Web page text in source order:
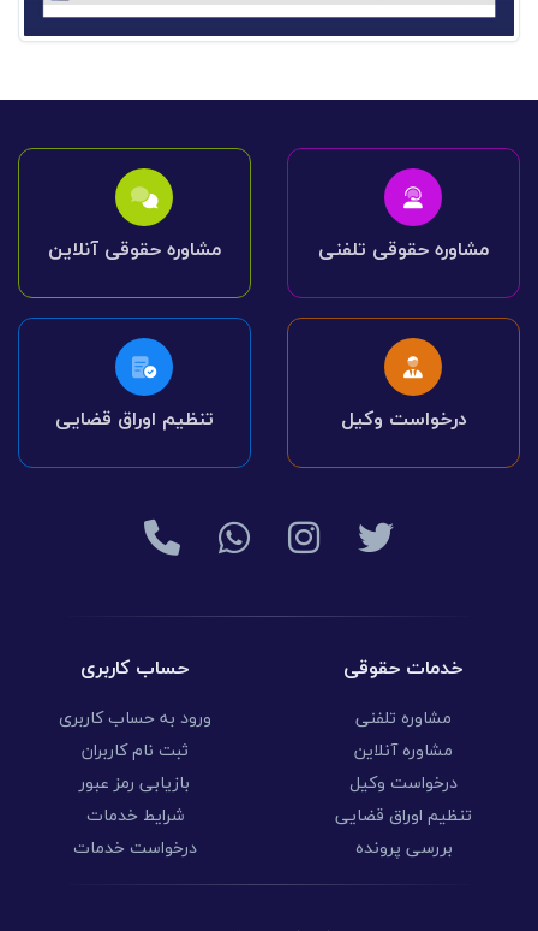
مشاوره حقوقی تلفنی مشاوره حقوقی آنلاین
درخواست وکیل تنظیم اوراق قضایی
خدمات حقوقی
مشاوره تلفنی
مشاوره آنلاین
درخواست وکیل
تنظیم اوراق قضایی
بررسی پرونده
حساب کاربری
ورود به حساب کاربری
ثبت نام کاربران
بازیابی رمز عبور
شرایط خدمات
درخواست خدمات